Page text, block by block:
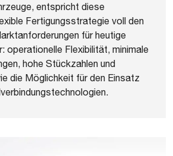
entspricht diese
Fertigungsstrategie voll den
für heutige
operationelle Flexibilität, minimale
hohe Stückzahlen und
die Möglichkeit für den Einsatz